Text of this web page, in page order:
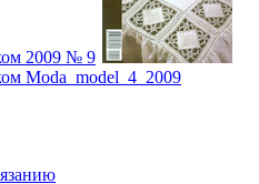
2009 № 9
Moda_model_4_2009